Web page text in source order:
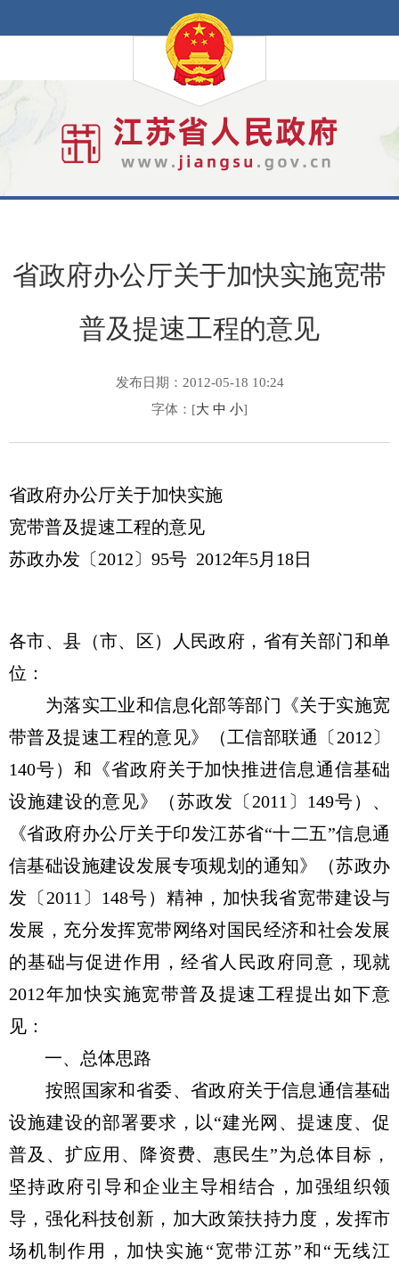
省政府办公厅关于加快实施宽带
普及提速工程的意见
发布日期：2012-05-18 10:24
字体：[大 中 小]
省政府办公厅关于加快实施
宽带普及提速工程的意见
苏政办发〔2012〕95号 2012年5月18日
各市、县（市、区）人民政府，省有关部门和单
位：
为落实工业和信息化部等部门《关于实施宽
带普及提速工程的意见》（工信部联通〔2012〕
140号）和《省政府关于加快推进信息通信基础
设施建设的意见》（苏政发〔2011〕149号）、
《省政府办公厅关于印发江苏省“十二五”信息通
信基础设施建设发展专项规划的通知》（苏政办
发〔2011〕148号）精神，加快我省宽带建设与
发展，充分发挥宽带网络对国民经济和社会发展
的基础与促进作用，经省人民政府同意，现就
2012年加快实施宽带普及提速工程提出如下意
见：
一、总体思路
按照国家和省委、省政府关于信息通信基础
设施建设的部署要求，以“建光网、提速度、促
普及、扩应用、降资费、惠民生”为总体目标，
坚持政府引导和企业主导相结合，加强组织领
导，强化科技创新，加大政策扶持力度，发挥市
场机制作用，加快实施“宽带江苏”和“无线江